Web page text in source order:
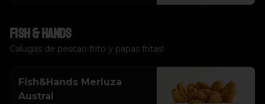
Fish & Hands
Calugas de pescao frito y papas fritas!
Fish&Hands Merluza
Austral